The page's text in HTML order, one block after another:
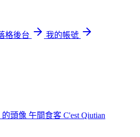
格後台
我的帳號
午間食客 C'est Qiutian